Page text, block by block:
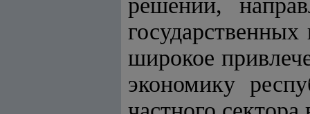
решений,
широкое
экономику